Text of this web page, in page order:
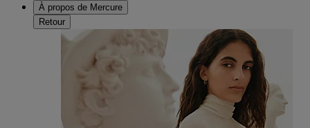
À propos de Mercure
Retour